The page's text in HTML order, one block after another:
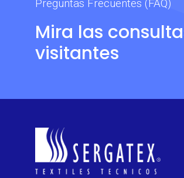
Preguntas Frecuentes (FAQ)
Mira las
visitantes